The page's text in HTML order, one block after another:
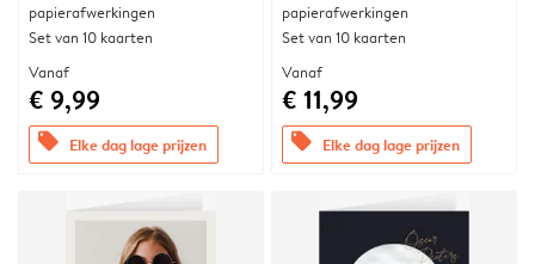
papierafwerkingen
Set van 10 kaarten
Vanaf
€ 9,99
offers Elke dag lage prijzen
papierafwerkingen
Set van 10 kaarten
Vanaf
€ 11,99
offers Elke dag lage prijzen